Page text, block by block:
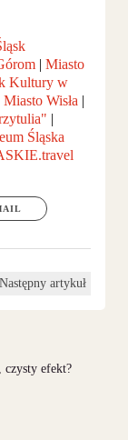
| Miasto
Kultury w
Miasto Wisła |
|
Śląska
Następny artykuł
czysty efekt?